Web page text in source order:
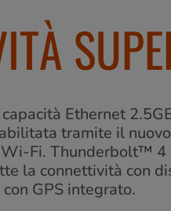
Ethernet
tramite il
Fi. Thunderbolt™
la connettività con
con GPS integrato.